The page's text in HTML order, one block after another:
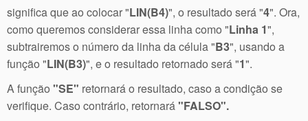
significa que ao colocar "LIN(B4)", o resultado será "4". Ora,
como queremos considerar essa linha como "Linha 1",
subtrairemos o número da linha da célula "B3", usando a
função "LIN(B3)", e o resultado retornado será "1".
A função "SE" retornará o resultado, caso a condição se
verifique. Caso contrário, retornará"FALSO".